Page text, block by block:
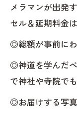
メラマンが出発
セル＆延期料金
◎総額が事前に
◎神道を学んだ
で神社や寺院で
◎お届けする写